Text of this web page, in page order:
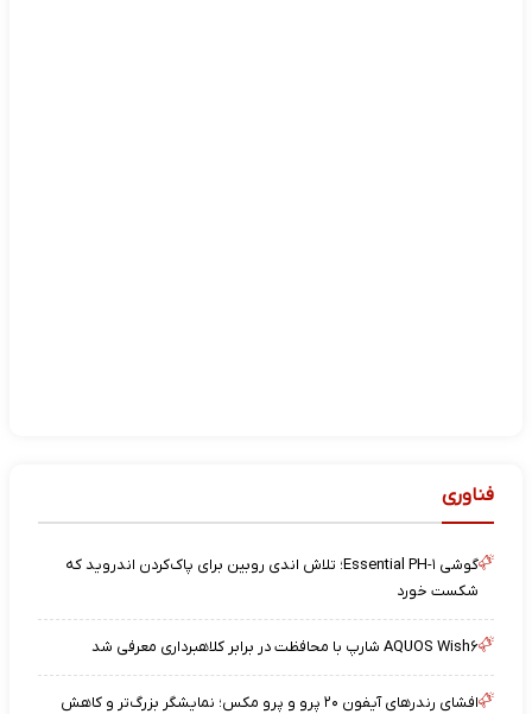
فناوری
گوشی Essential PH-۱؛ تلاش اندی روبین برای پاک‌کردن اندروید که
شکست خورد
AQUOS Wish۶ شارپ با محافظت در برابر کلاهبرداری معرفی شد
افشای رندرهای آیفون ۲۰ پرو و پرو مکس؛ نمایشگر بزرگ‌تر و کاهش